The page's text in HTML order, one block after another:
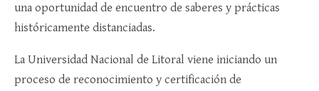
una oportunidad de encuentro de saberes y prácticas
históricamente distanciadas.
La Universidad Nacional de Litoral viene iniciando un
proceso de reconocimiento y certificación de